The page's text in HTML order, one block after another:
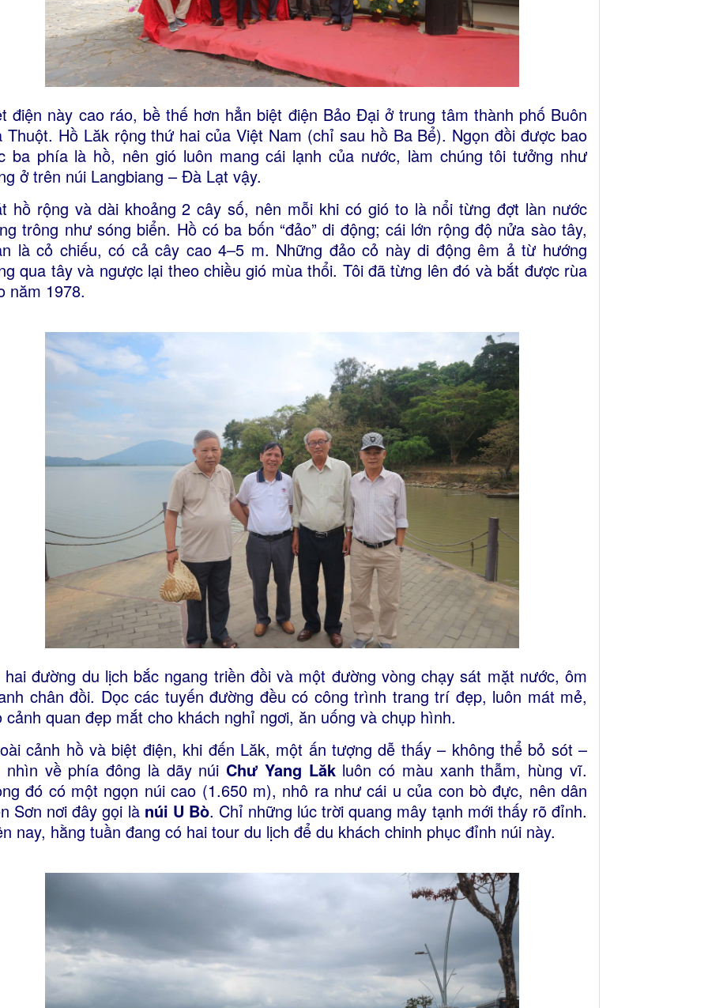
điện này cao ráo, bề thế hơn hẳn biệt điện Bảo Đại ở trung tâm thành phố Buôn
Thuột. Hồ Lăk rộng thứ hai của Việt Nam (chỉ sau hồ Ba Bể). Ngọn đồi được bao
ba phía là hồ, nên gió luôn mang cái lạnh của nước, làm chúng tôi tưởng như
ở trên núi Langbiang – Đà Lạt vậy.
hồ rộng và dài khoảng 2 cây số, nên mỗi khi có gió to là nổi từng đợt làn nước
trông như sóng biển. Hồ có ba bốn “đảo” di động; cái lớn rộng độ nửa sào tây,
là cỏ chiếu, có cả cây cao 4–5 m. Những đảo cỏ này di động êm ả từ hướng
qua tây và ngược lại theo chiều gió mùa thổi. Tôi đã từng lên đó và bắt được rùa
năm 1978.
hai đường du lịch bắc ngang triền đồi và một đường vòng chạy sát mặt nước, ôm
chân đồi. Dọc các tuyến đường đều có công trình trang trí đẹp, luôn mát mẻ,
cảnh quan đẹp mắt cho khách nghỉ ngơi, ăn uống và chụp hình.
cảnh hồ và biệt điện, khi đến Lăk, một ấn tượng dễ thấy – không thể bỏ sót –
nhìn về phía đông là dãy núi Chư Yang Lăkluôn có màu xanh thẫm, hùng vĩ.
đó có một ngọn núi cao (1.650 m), nhô ra như cái u của con bò đực, nên dân
Sơn nơi đây gọi là núi U Bò. Chỉ những lúc trời quang mây tạnh mới thấy rõ đỉnh.
nay, hằng tuần đang có hai tour du lịch để du khách chinh phục đỉnh núi này.